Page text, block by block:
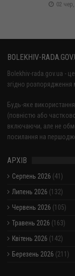
02
BOLEKHIV-
Bolekhiv-rada.gov.ua -
згідно розпорядження
Будь-яке
(повністю або
включаючи, але не
посилання на
АРХІВ
Серпень 2026 (41)
Липень 2026 (132)
Червень 2026 (105)
Травень 2026 (163)
Квітень 2026 (142)
Березень 2026 (211)